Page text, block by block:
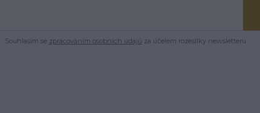
Souhlasím se zpracováním osobních údajů za účelem rozesílky newsletteru.